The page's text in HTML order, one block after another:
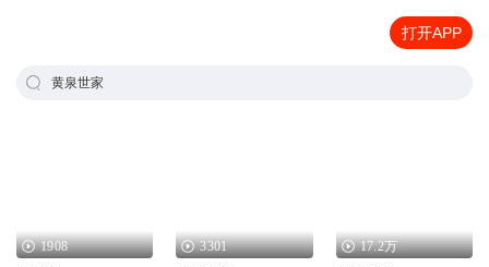
打开APP
黄泉世家
1908 3301 17.2万